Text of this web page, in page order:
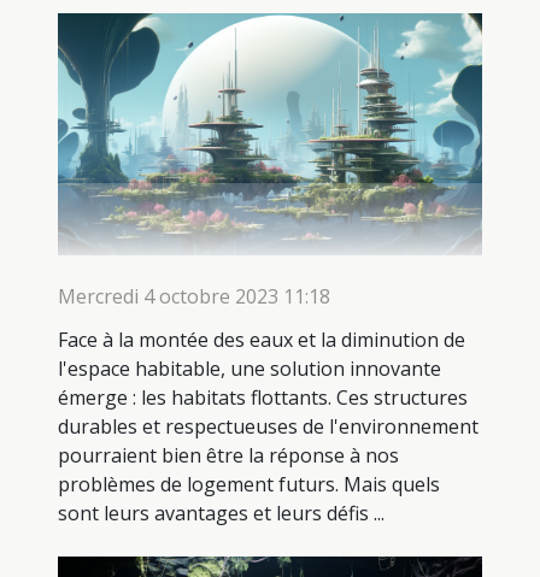
Mercredi 4 octobre 2023 11:18
Face à la montée des eaux et la diminution de
l'espace habitable, une solution innovante
émerge : les habitats flottants. Ces structures
durables et respectueuses de l'environnement
pourraient bien être la réponse à nos
problèmes de logement futurs. Mais quels
sont leurs avantages et leurs défis ...